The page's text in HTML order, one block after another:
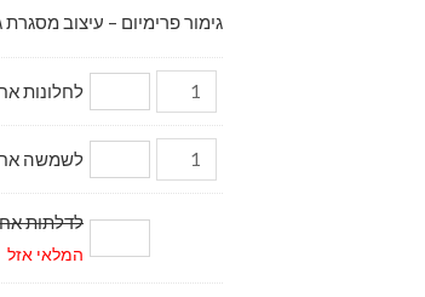
גימור פרימיום – עיצוב מסגרת
לחלונות
לשמשה
לדלתות אחוריות (2 יח.)
המלאי אזל